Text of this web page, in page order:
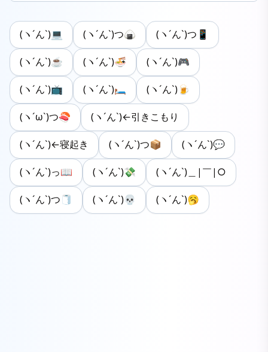
(ヽ´ん`)💻 (ヽ´ん`)つ🍙 (ヽ´ん`)つ📱
(ヽ´ん`)☕ (ヽ´ん`)🍜 (ヽ´ん`)🎮
(ヽ´ん`)📺 (ヽ´ん`)🛏 (ヽ´ん`)🍺
(ヽ´ω`)つ🍣 (ヽ´ん`)←引きこもり
(ヽ´ん`)←寝起き (ヽ´ん`)つ📦 (ヽ´ん`)💬
(ヽ´ん`)っ📖 (ヽ´ん`)💸 (ヽ´ん`)＿|￣|○
(ヽ´ん`)つ🧻 (ヽ´ん`)💀 (ヽ´ん`)🥱